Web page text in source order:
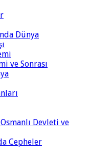
Dünya
ve Sonrası
Devleti ve
Cepheler